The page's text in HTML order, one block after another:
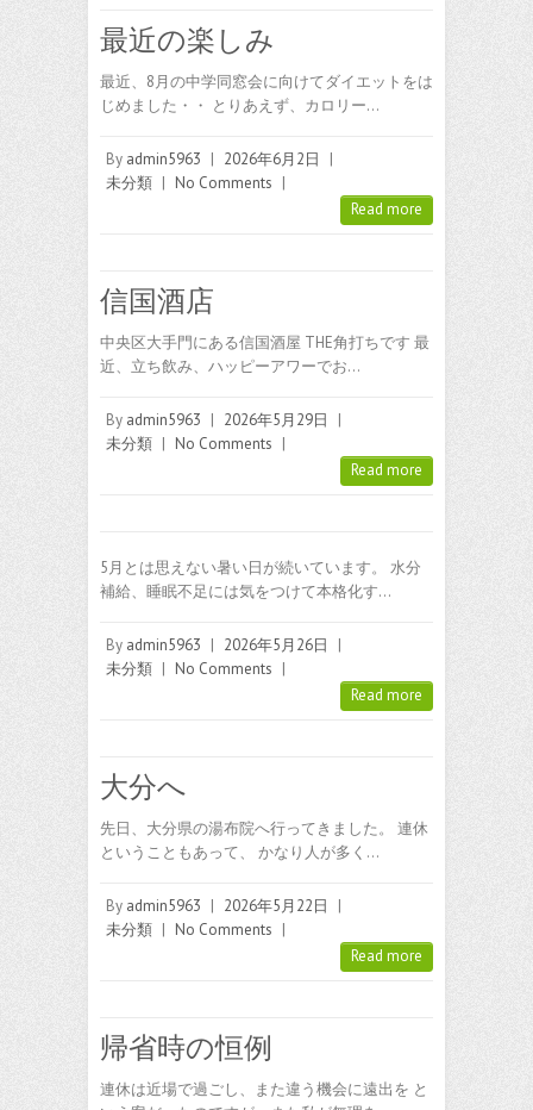
最近の楽しみ
最近、8月の中学同窓会に向けてダイエットをは
じめました・・ とりあえず、カロリー…
By admin5963 | 2026年6月2日
|
未分類 | No Comments |
Read more
信国酒店
中央区大手門にある信国酒屋 THE角打ちです 最
近、立ち飲み、ハッピーアワーでお…
By admin5963 | 2026年5月29日
|
未分類 | No Comments |
Read more
5月とは思えない暑い日が続いています。 水分
補給、睡眠不足には気をつけて本格化す…
By admin5963 | 2026年5月26日
|
未分類 | No Comments |
Read more
大分へ
先日、大分県の湯布院へ行ってきました。 連休
ということもあって、 かなり人が多く…
By admin5963 | 2026年5月22日
|
未分類 | No Comments |
Read more
帰省時の恒例
連休は近場で過ごし、また違う機会に遠出を と